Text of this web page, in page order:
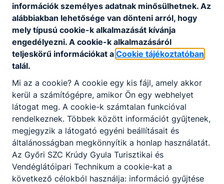
KAPCSOLÓDÓ HÍREK
Felnőttek szakmai oktatása
információk személyes adatnak minősülhetnek. Az
alábbiakban lehetősége van dönteni arról, hogy
mely típusú cookie-k alkalmazását kívánja
engedélyezni. A cookie-k alkalmazásáról
teljeskörű információkat a Cookie tájékoztatóban
talál.
Mi az a cookie? A cookie egy kis fájl, amely akkor
kerül a számítógépre, amikor Ön egy webhelyet
látogat meg. A cookie-k számtalan funkcióval
rendelkeznek. Többek között információt gyűjtenek,
megjegyzik a látogató egyéni beállításait és
általánosságban megkönnyítik a honlap használatát.
Az Győri SZC Krúdy Gyula Turisztikai és
Vendéglátóipari Technikum a cookie-kat a
következő célokból használja: információ gyűjtése